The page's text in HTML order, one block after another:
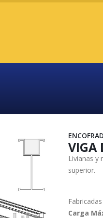
VIGA
Livianas y
superior.
Carga